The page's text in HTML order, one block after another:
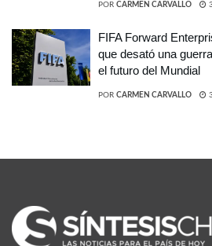
POR CARMEN CARVALLO
FIFA Forward
que desató una
el futuro del Mundial
POR CARMEN CARVALLO